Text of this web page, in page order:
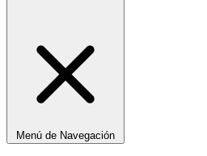
Menú de Navegación